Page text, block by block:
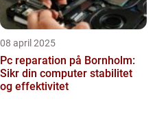
08 april 2025
Pc reparation på Bornholm:
Sikr din computer stabilitet
og effektivitet